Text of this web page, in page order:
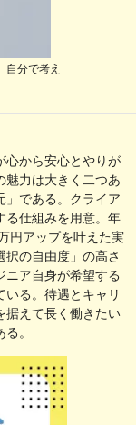
自分で考え
心から安心とやりが
魅力は大きく二つあ
」である。クライア
る仕組みを用意。年
円アップを叶えた実
の自由度」の高さ
ニア自身が希望する
る。待遇とキャリ
据えて長く働きたい
。